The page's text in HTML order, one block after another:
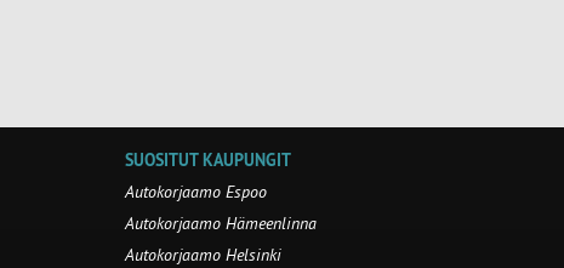
SUOSITUT KAUPUNGIT
Autokorjaamo Espoo
Autokorjaamo Hämeenlinna
Autokorjaamo Helsinki